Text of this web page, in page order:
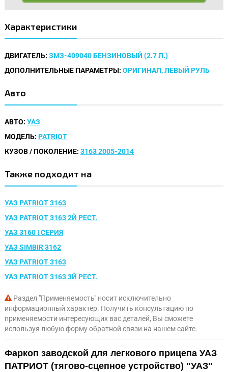
Характеристики
ДВИГАТЕЛЬ: ЗМЗ-409040 БЕНЗИНОВЫЙ (2.7 Л.)
ДОПОЛНИТЕЛЬНЫЕ ПАРАМЕТРЫ: ОРИГИНАЛ, ЛЕВЫЙ РУЛЬ
Авто
АВТО: УАЗ
МОДЕЛЬ: PATRIOT
КУЗОВ / ПОКОЛЕНИЕ: 3163 2005-2014
Также подходит на
УАЗ PATRIOT 3163
УАЗ PATRIOT 3163 2Й РЕСТ.
УАЗ 3160 I СЕРИЯ
УАЗ SIMBIR 3162
УАЗ PATRIOT 3163
УАЗ PATRIOT 3163 3Й РЕСТ.
Раздел "Применяемость" носит исключительно
информационный характер. Получить консультацию по
применяемости интересующих вас деталей, Вы сможете
используя любую форму обратной связи на нашем сайте.
Фаркоп заводской для легкового прицепа УАЗ
ПАТРИОТ (тягово-сцепное устройство) "УАЗ"